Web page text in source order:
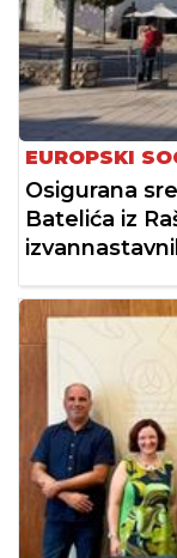
EUROPSKI
Osigurana
Batelića iz